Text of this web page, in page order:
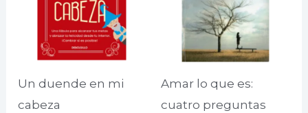
Un duende en mi
cabeza
Amar lo que es:
cuatro preguntas